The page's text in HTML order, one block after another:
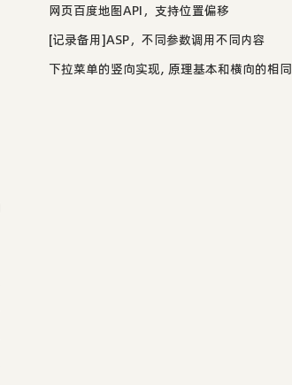
网页百度地图API，支持位置偏移
[记录备用]ASP，不同参数调用不同内容
下拉菜单的竖向实现, 原理基本和横向的相同